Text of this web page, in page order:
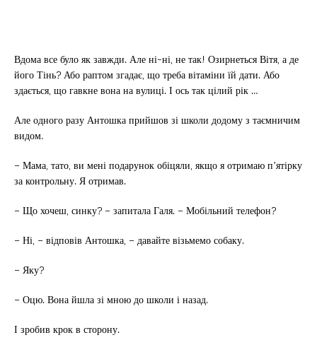
Вдома все було як завжди. Але ні-ні, не так! Озирнеться Вітя, а де
його Тінь? Або раптом згадає, що треба вітаміни їй дати. Або
здається, що гавкне вона на вулиці. І ось так цілий рік …
Але одного разу Антошка прийшов зі школи додому з таємничим
видом.
– Мама, тато, ви мені подарунок обіцяли, якщо я отримаю п’ятірку
за контрольну. Я отримав.
– Що хочеш, синку? – запитала Галя. – Мобільний телефон?
– Ні, – відповів Антошка, – давайте візьмемо собаку.
– Яку?
– Оцю. Вона йшла зі мною до школи і назад.
І зробив крок в сторону.